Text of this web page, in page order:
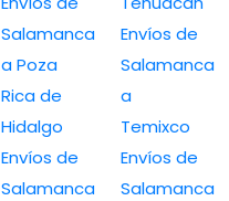
Salamanca
a Poza
Rica de
Hidalgo
Envíos de
Salamanca
Envíos de
Salamanca
a
Temixco
Envíos de
Salamanca